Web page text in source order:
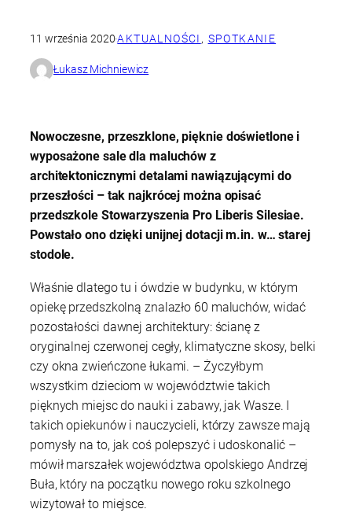
11 września 2020·AKTUALNOŚCI , SPOTKANIE
Łukasz Michniewicz
Nowoczesne, przeszklone, pięknie doświetlone i
wyposażone sale dla maluchów z
architektonicznymi detalami nawiązującymi do
przeszłości – tak najkrócej można opisać
przedszkole Stowarzyszenia Pro Liberis Silesiae.
Powstało ono dzięki unijnej dotacji m.in. w… starej
stodole.
Właśnie dlatego tu i ówdzie w budynku, w którym
opiekę przedszkolną znalazło 60 maluchów, widać
pozostałości dawnej architektury: ścianę z
oryginalnej czerwonej cegły, klimatyczne skosy, belki
czy okna zwieńczone łukami. – Życzyłbym
wszystkim dzieciom w województwie takich
pięknych miejsc do nauki i zabawy, jak Wasze. I
takich opiekunów i nauczycieli, którzy zawsze mają
pomysły na to, jak coś polepszyć i udoskonalić –
mówił marszałek województwa opolskiego Andrzej
Buła, który na początku nowego roku szkolnego
wizytował to miejsce.